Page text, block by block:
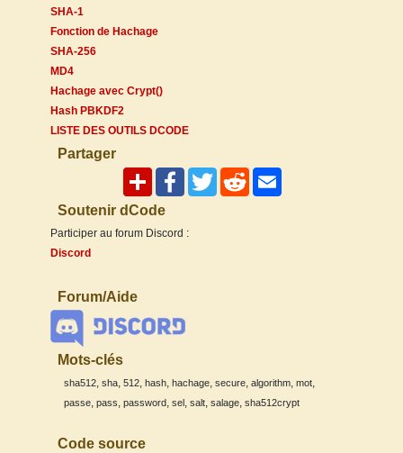
SHA-1
Fonction de Hachage
SHA-256
MD4
Hachage avec Crypt()
Hash PBKDF2
LISTE DES OUTILS DCODE
Partager
Soutenir dCode
Participer au forum Discord :
Discord
Forum/Aide
Mots-clés
sha512, sha, 512, hash, hachage, secure, algorithm, mot,
passe, pass, password, sel, salt, salage, sha512crypt
Code source